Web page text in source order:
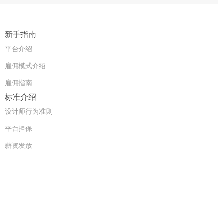
新手指南
平台介绍
雇佣模式介绍
雇佣指南
标准介绍
设计师行为准则
平台担保
薪资发放